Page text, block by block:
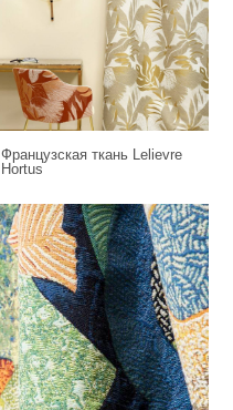
Французская ткань Lelievre
Hortus